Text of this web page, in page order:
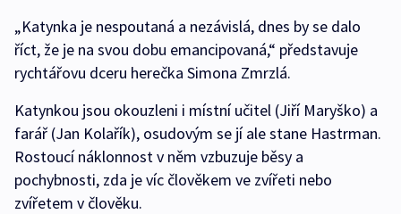
„Katynka je nespoutaná a nezávislá, dnes by se dalo
říct, že je na svou dobu emancipovaná,“ představuje
rychtářovu dceru herečka Simona Zmrzlá.
Katynkou jsou okouzleni i místní učitel (Jiří Maryško) a
farář (Jan Kolařík), osudovým se jí ale stane Hastrman.
Rostoucí náklonnost v něm vzbuzuje běsy a
pochybnosti, zda je víc člověkem ve zvířeti nebo
zvířetem v člověku.